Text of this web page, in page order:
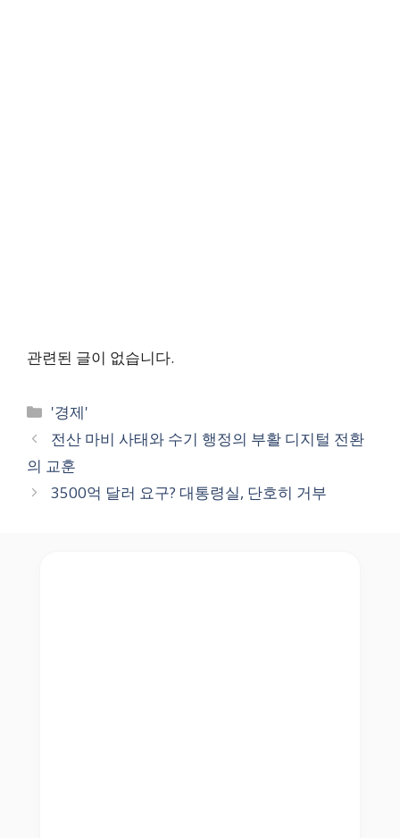
관련된 글이 없습니다.
Categories
'경제'
전산 마비 사태와 수기 행정의 부활 디지털 전환
의 교훈
3500억 달러 요구? 대통령실, 단호히 거부